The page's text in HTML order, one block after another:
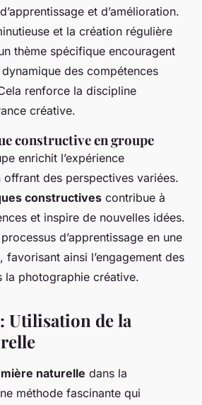
et d’amélioration.
et la création régulière
thème spécifique encouragent
des compétences
renforce la discipline
créative.
constructive en groupe
enrichit l’expérience
des perspectives variées.
constructives contribue à
et inspire de nouvelles idées.
d’apprentissage en une
ainsi l’engagement des
la photographie créative.
Utilisation de la
naturelle dans la
méthode fascinante qui